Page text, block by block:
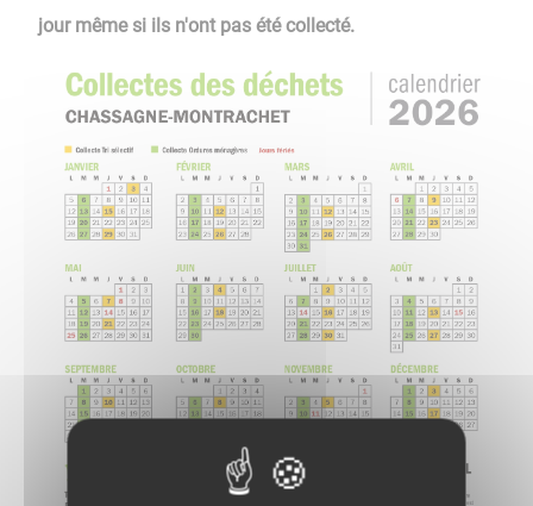
jour même si ils n'ont pas été collecté.